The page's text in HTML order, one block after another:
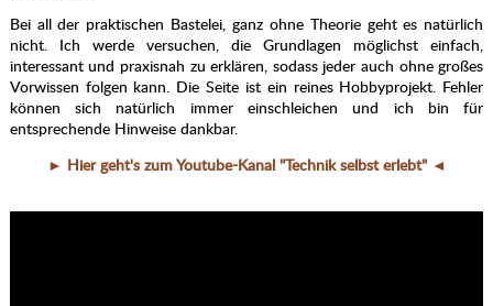
Bei all der praktischen Bastelei, ganz ohne Theorie geht es natürlich
nicht. Ich werde versuchen, die Grundlagen möglichst einfach,
interessant und praxisnah zu erklären, sodass jeder auch ohne großes
Vorwissen folgen kann. Die Seite ist ein reines Hobbyprojekt. Fehler
können sich natürlich immer einschleichen und ich bin für
entsprechende Hinweise dankbar.
► Hier geht's zum Youtube-Kanal "Technik selbst erlebt" ◄